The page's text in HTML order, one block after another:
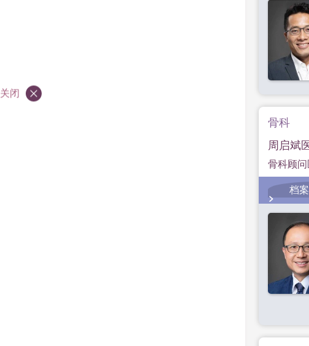
骨科
周启斌
骨科顾问
档
关闭